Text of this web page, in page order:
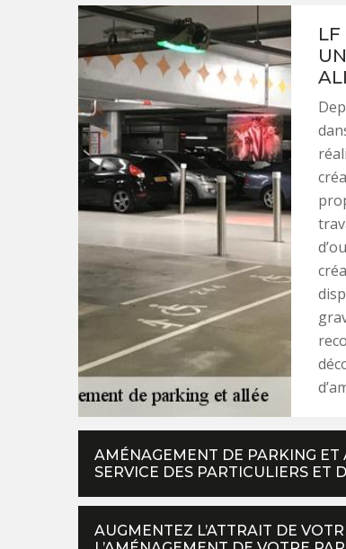
LF
AMÉNAGEMENT DE PARKING ET
SERVICE DES PARTICULIERS ET
AUGMENTEZ L’ATTRAIT DE